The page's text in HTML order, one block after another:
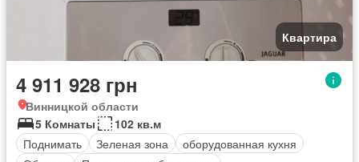
Квартира
4 911 928 грн
Винницкой области
5 Комнаты
102 кв.м
Поднимать
Зеленая зона
оборудованная кухня